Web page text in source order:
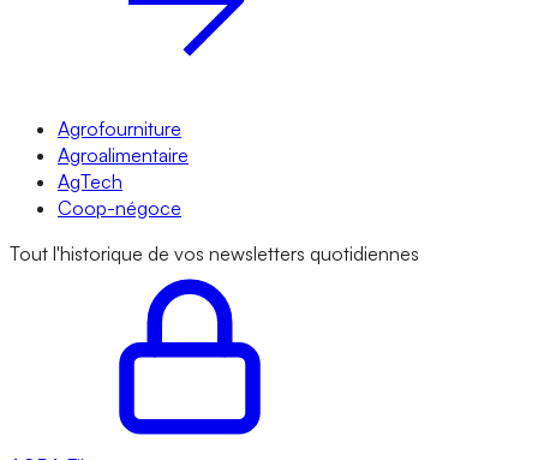
Agrofourniture
Agroalimentaire
AgTech
Coop-négoce
Tout l'historique de vos newsletters quotidiennes